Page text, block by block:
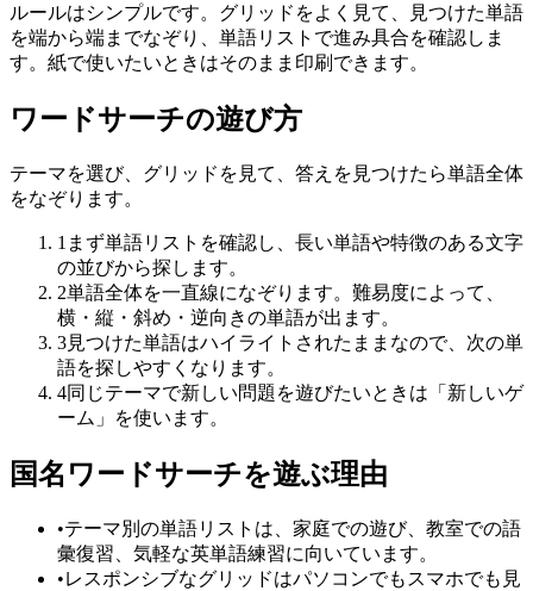
ルールはシンプルです。グリッドをよく見て、見つけた単語
を端から端までなぞり、単語リストで進み具合を確認しま
す。紙で使いたいときはそのまま印刷できます。
ワードサーチの遊び方
テーマを選び、グリッドを見て、答えを見つけたら単語全体
をなぞります。
1 まず単語リストを確認し、長い単語や特徴のある文字
の並びから探します。
2単語全体を一直線になぞります。難易度によって、
横・縦・斜め・逆向きの単語が出ます。
3見つけた単語はハイライトされたままなので、次の単
語を探しやすくなります。
4同じテーマで新しい問題を遊びたいときは「新しいゲ
ーム」を使います。
国名ワードサーチを遊ぶ理由
•テーマ別の単語リストは、家庭での遊び、教室での語
彙復習、気軽な英単語練習に向いています。
•レスポンシブなグリッドはパソコンでもスマホでも見